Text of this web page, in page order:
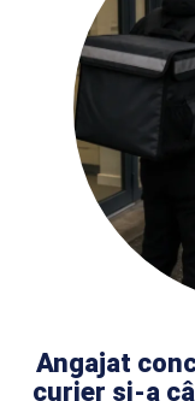
Angajat
curier și-a